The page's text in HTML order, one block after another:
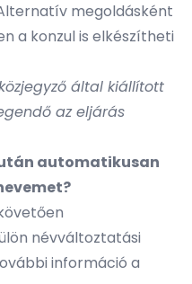
megoldásként
a konzul is elkészítheti
által kiállított
az eljárás
automatikusan
névváltoztatási
információ a